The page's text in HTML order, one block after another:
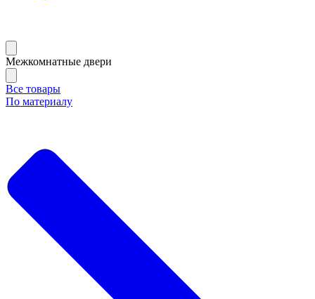
Межкомнатные двери
Все товары
По материалу